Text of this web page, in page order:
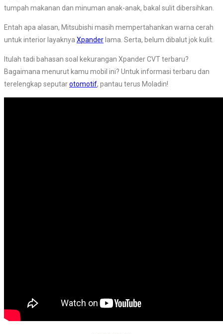
tumpah makanan dan minuman anak-anak, bakal sulit dibersihkan.
Entah apa alasan, Mitsubishi masih mempertahankan warna cerah
untuk interior layaknya Xpander lama. Serta, belum dibalut jok kulit.
Itulah tadi bahasan soal kekurangan Xpander CVT terbaru?
Bagaimana menurut kamu mobil ini? Untuk informasi terbaru dan
terelengkap seputarotomotif, pantau terus Moladin!